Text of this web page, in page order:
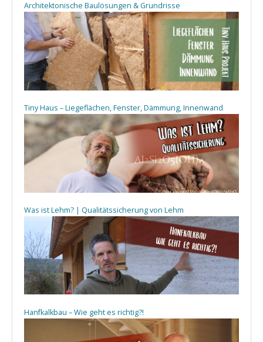
Architektonische Baulösungen & Grundrisse
Tiny Haus – Liegeflächen, Fenster, Dämmung, Innenwand
Was ist Lehm? | Qualitätssicherung von Lehm
Hanfkalkbau – Wie geht es richtig?!